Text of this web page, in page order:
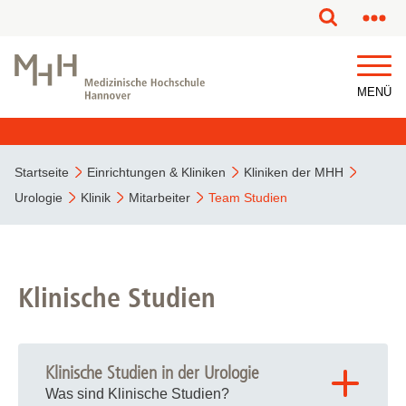
MENÜ
Startseite Einrichtungen & Kliniken
Kliniken der MHH
Urologie
Klinik Mitarbeiter Team Studien
Klinische Studien
Klinische Studien in der Urologie
Was sind Klinische Studien?